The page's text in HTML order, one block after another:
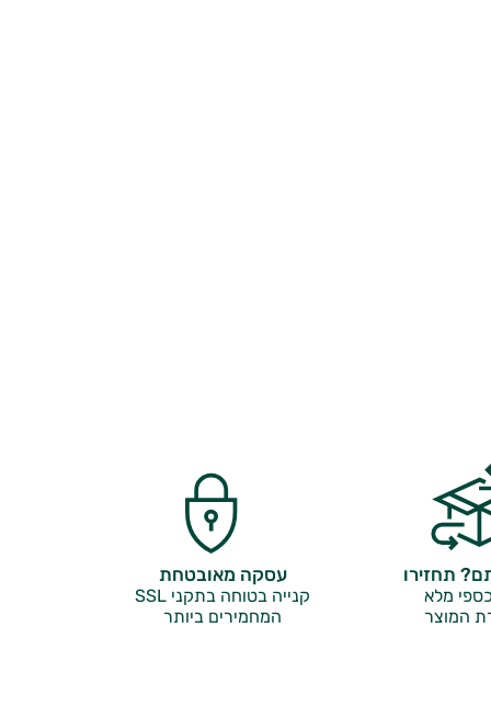
תחזירו
מלא
המוצר
עסקה מאובטחת
קנייה בטוחה בתקני SSL
המחמירים ביותר